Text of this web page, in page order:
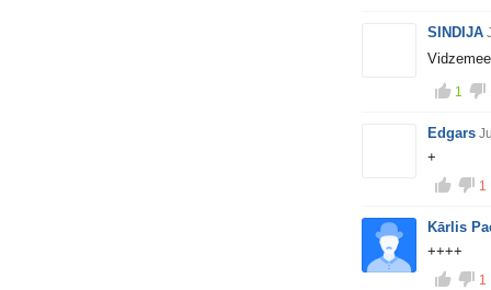
SINDIJA
1
Edgars
+
1
Kārlis
++++
1